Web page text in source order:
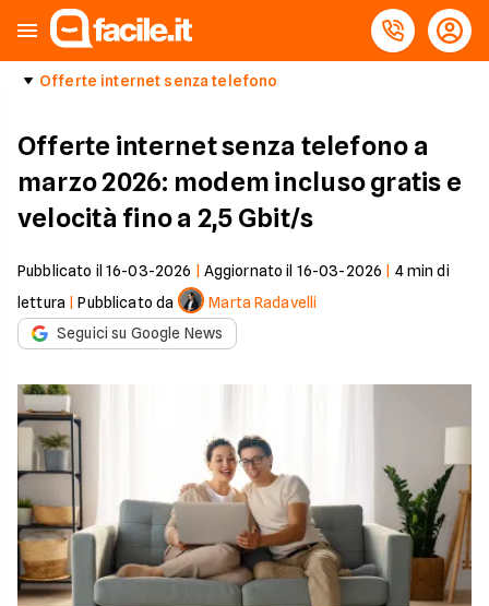
Offerte internet senza telefono
Offerte internet senza telefono a
marzo 2026: modem incluso gratis e
velocità fino a 2,5 Gbit/s
Pubblicato il 16-03-2026 Aggiornato il 16-03-2026 4min di
lettura |Pubblicato da
Marta Radavelli
Seguici su Google News